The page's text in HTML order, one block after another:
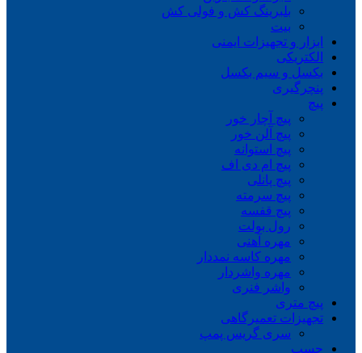
بلبرینگ کش و فولی کش
بیت
ابزار و تجهیزات ایمنی
الکتریکی
بکسل و سیم بکسل
پنچرگیری
پیچ
پیچ آچار خور
پیچ آلن خور
پیچ استوانه
پیچ ام دی اف
پیچ پانلی
پیچ سرمته
پیچ قفسه
رول بولت
مهره آهنی
مهره کاسه نمددار
مهره واشردار
واشر فنری
پیچ متری
تجهیزات تعمیرگاهی
سری گریس پمپ
چسب